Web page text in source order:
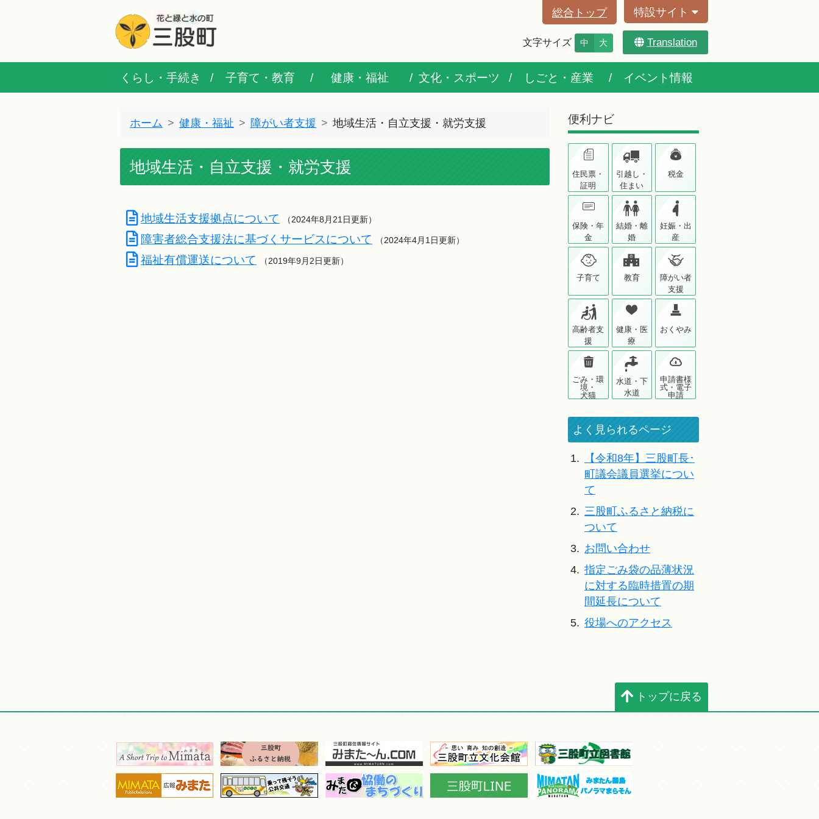
総合トップ 特設サイト
文字サイズ 中 大 Translation
くらし・手続き 子育て・教育 健康・福祉 文化・スポーツ しごと・産業 イベント情報
ホーム 健康・福祉 障がい者支援 地域生活・自立支援・就労支援
地域生活・自立支援・就労支援
地域生活支援拠点について （2024年8月21日更新）
障害者総合支援法に基づくサービスについて （2024年4月1日更新）
福祉有償運送について （2019年9月2日更新）
便利ナビ
住民票・
証明
引越し・
住まい
税金
保険・年
金
結婚・離
婚
妊娠・出
産
子育て 教育
障がい者
支援
高齢者支
援
健康・医
療
おくやみ
ごみ・環
境・
犬猫
水道・下
水道
申請書様
式・電子
申請
よく見られるページ
1.
【令和8年】三股町長･
町議会議員選挙につい
て
2. 三股町ふるさと納税に
ついて
3. お問い合わせ
4. 指定ごみ袋の品薄状況
に対する臨時措置の期
間延長について
5. 役場へのアクセス
トップに戻る